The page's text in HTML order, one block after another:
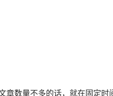
如果您有合作的意愿，立即联系我们。让我们探讨更多的可能。